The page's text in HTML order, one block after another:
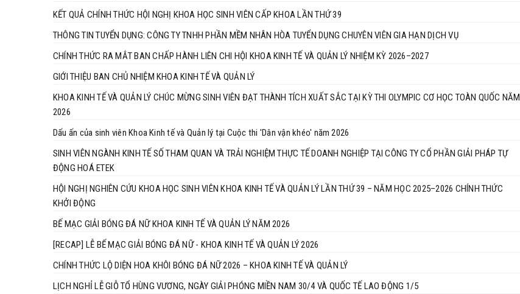
KẾT QUẢ CHÍNH THỨC HỘI NGHỊ KHOA HỌC SINH VIÊN CẤP KHOA LẦN THỨ 39
THÔNG TIN TUYỂN DỤNG: CÔNG TY TNHH PHẦN MỀM NHÂN HÒA TUYỂN DỤNG CHUYÊN VIÊN GIA HẠN DỊCH VỤ
CHÍNH THỨC RA MẮT BAN CHẤP HÀNH LIÊN CHI HỘI KHOA KINH TẾ VÀ QUẢN LÝ NHIỆM KỲ 2026–2027
GIỚI THIỆU BAN CHỦ NHIỆM KHOA KINH TẾ VÀ QUẢN LÝ
KHOA KINH TẾ VÀ QUẢN LÝ CHÚC MỪNG SINH VIÊN ĐẠT THÀNH TÍCH XUẤT SẮC TẠI KỲ THI OLYMPIC CƠ HỌC TOÀN QUỐC NĂM
2026
Dấu ấn của sinh viên Khoa Kinh tế và Quản lý tại Cuộc thi 'Dân vận khéo' năm 2026
SINH VIÊN NGÀNH KINH TẾ SỐ THAM QUAN VÀ TRẢI NGHIỆM THỰC TẾ DOANH NGHIỆP TẠI CÔNG TY CỔ PHẦN GIẢI PHÁP TỰ
ĐỘNG HOÁ ETEK
HỘI NGHỊ NGHIÊN CỨU KHOA HỌC SINH VIÊN KHOA KINH TẾ VÀ QUẢN LÝ LẦN THỨ 39 – NĂM HỌC 2025–2026 CHÍNH THỨC
KHỞI ĐỘNG
BẾ MẠC GIẢI BÓNG ĐÁ NỮ KHOA KINH TẾ VÀ QUẢN LÝ NĂM 2026
[RECAP] LỄ BẾ MẠC GIẢI BÓNG ĐÁ NỮ - KHOA KINH TẾ VÀ QUẢN LÝ 2026
CHÍNH THỨC LỘ DIỆN HOA KHÔI BÓNG ĐÁ NỮ 2026 – KHOA KINH TẾ VÀ QUẢN LÝ
LỊCH NGHỈ LỄ GIỖ TỔ HÙNG VƯƠNG, NGÀY GIẢI PHÓNG MIỀN NAM 30/4 VÀ QUỐC TẾ LAO ĐỘNG 1/5